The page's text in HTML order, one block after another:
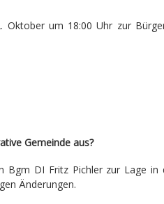
Oktober um 18:00 Uhr zur
Gemeinde aus?
Bgm DI Fritz Pichler zur Lage in
Änderungen.